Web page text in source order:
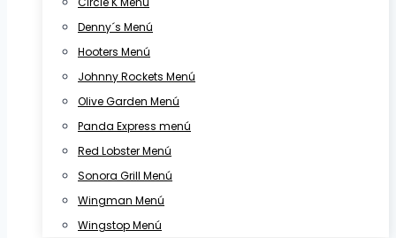
Denny´s Menú
Hooters Menú
Johnny Rockets Menú
Olive Garden Menú
Panda Express menú
Red Lobster Menú
Sonora Grill Menú
Wingman Menú
Wingstop Menú